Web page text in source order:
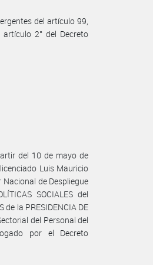
del artículo 99,
2° del Decreto
del 10 de mayo de
Luis Mauricio
Nacional de Despliegue
SOCIALES del
de la PRESIDENCIA DE
del Personal del
por el Decreto